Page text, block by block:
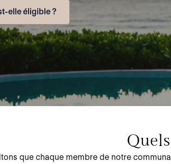
elle éligible ?
que chaque membre de notre